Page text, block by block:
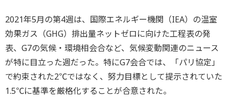
2021年5月の第4週は、国際エネルギー機関（IEA）の温室
効果ガス（GHG）排出量ネットゼロに向けた工程表の発
表、G7の気候・環境相会合など、気候変動関連のニュース
が特に目立った週だった。特にG7会合では、「パリ協定」
で約束された2℃ではなく、努力目標として提示されていた
1.5℃に基準を厳格化することが合意された。